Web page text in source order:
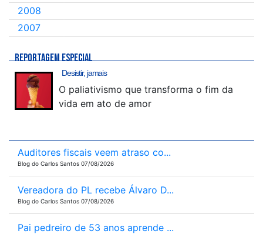
2008
2007
REPORTAGEM ESPECIAL
Desistir, jamais
O paliativismo que transforma o fim da
vida em ato de amor
Auditores fiscais veem atraso co...
Blog do Carlos Santos 07/08/2026
Vereadora do PL recebe Álvaro D...
Blog do Carlos Santos 07/08/2026
Pai pedreiro de 53 anos aprende ...